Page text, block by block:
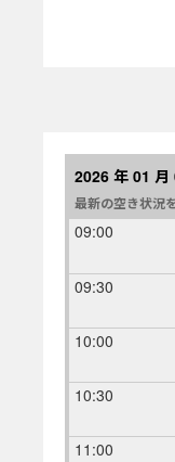
2026 年 01
最新の空き状況
09:00
09:30
10:00
10:30
11:00